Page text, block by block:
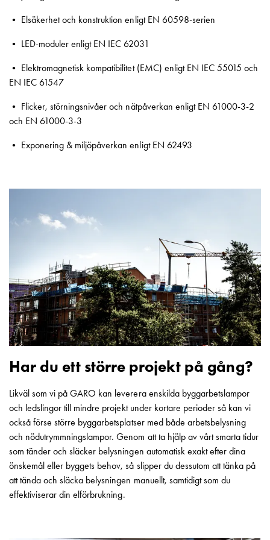
Transformer
dorrbell
Hjälpkontakter
Omkopplare
vred
Omkopplare
Personskyddsbrytare
Personskyddsbrytare
Personskyddsbrytare
Personskyddsbrytare
10kA
AFDD
Lastfrånskiljare
neozed
säkringar
Säkringar
neozed
Lastfrånskiljare
neozed
Adapter
neozed
insatser
Passdel
• Elsäkerhet och konstruktion enligt EN 60598-serien
• LED-moduler enligt EN IEC 62031
• Elektromagnetisk kompatibilitet (EMC) enligt EN IEC 55015 och
EN IEC 61547
• Flicker, störningsnivåer och nätpåverkan enligt EN 61000-3-2
och EN 61000-3-3
• Exponering & miljöpåverkan enligt EN 62493
Har du ett större projekt på gång?
Likväl som vi på GARO kan leverera enskilda byggarbetslampor
och ledslingor till mindre projekt under kortare perioder så kan vi
också förse större byggarbetsplatser med både arbetsbelysning
och nödutrymmningslampor. Genom att ta hjälp av vårt smarta tidur
som tänder och släcker belysningen automatisk exakt efter dina
önskemål eller byggets behov, så slipper du dessutom att tänka på
att tända och släcka belysningen manuellt, samtidigt som du
effektiviserar din elförbrukning.